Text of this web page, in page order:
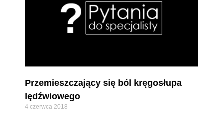
Przemieszczający się ból kręgosłupa
lędźwiowego
4 czerwca 2018